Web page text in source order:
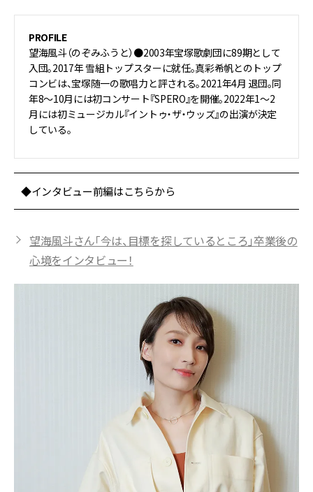
PROFILE
望海風斗（のぞみふうと）●2003年宝塚歌劇団に89期として
入団。2017年 雪組トップスターに就任。真彩希帆とのトップ
コンビは、宝塚随一の歌唱力と評される。2021年4月 退団。同
年8～10月には初コンサート『SPERO』を開催。2022年1～2
月には初ミュージカル『イントゥ・ザ・ウッズ』の出演が決定
している。
◆インタビュー前編はこちらから
望海風斗さん「今は、目標を探しているところ」卒業後の
心境をインタビュー！